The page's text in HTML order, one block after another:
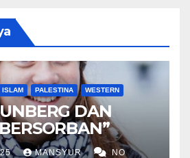
ISLAM PALESTINA WESTERN
DAN
MANSYUR NO